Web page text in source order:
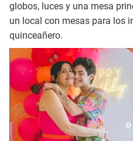
globos, luces y una mesa
un local con mesas para los
quinceañero.